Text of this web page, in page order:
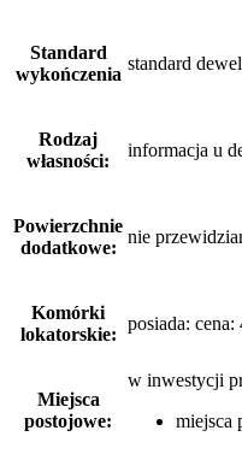
Standard
wykończenia
standard
Rodzaj
własności:
informacja u
Powierzchnie
dodatkowe:
nie
Komórki
lokatorskie:
posiada: cena:
Miejsca
postojowe:
w inwestycji
miejsca